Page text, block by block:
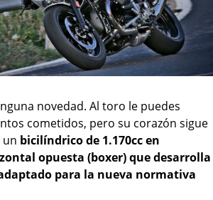
novedad. Al toro le puedes
cometidos, pero su corazón sigue
un bicilíndrico de 1.170cc en
opuesta (boxer) que desarrolla
para la nueva normativa